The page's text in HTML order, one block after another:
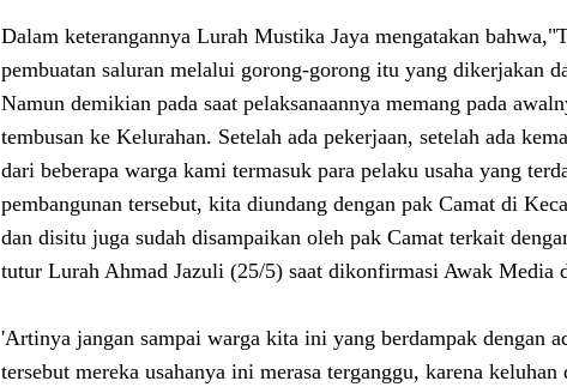
Dalam keterangannya Lurah Mustika Jaya mengatakan
pembuatan saluran melalui gorong-gorong itu yang dikerjakan
Namun demikian pada saat pelaksanaannya memang pada
tembusan ke Kelurahan. Setelah ada pekerjaan, setelah ada
dari beberapa warga kami termasuk para pelaku usaha yang
pembangunan tersebut, kita diundang dengan pak Camat di
dan disitu juga sudah disampaikan oleh pak Camat terkait
tutur Lurah Ahmad Jazuli (25/5) saat dikonfirmasi Awak Media
'Artinya jangan sampai warga kita ini yang berdampak dengan
tersebut mereka usahanya ini merasa terganggu, karena